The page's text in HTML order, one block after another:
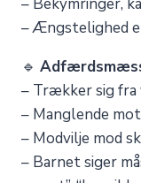
– Ængstelighed
🔹
– Trækker sig
– Manglende
– Modvilje mod
– Barnet siger